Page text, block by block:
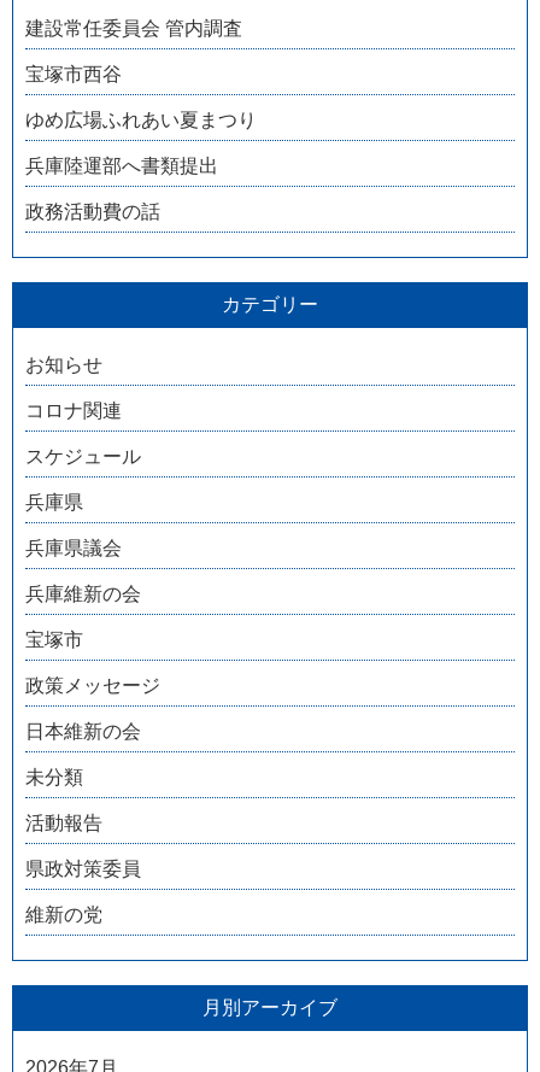
建設常任委員会 管内調査
宝塚市西谷
ゆめ広場ふれあい夏まつり
兵庫陸運部へ書類提出
政務活動費の話
カテゴリー
お知らせ
コロナ関連
スケジュール
兵庫県
兵庫県議会
兵庫維新の会
宝塚市
政策メッセージ
日本維新の会
未分類
活動報告
県政対策委員
維新の党
月別アーカイブ